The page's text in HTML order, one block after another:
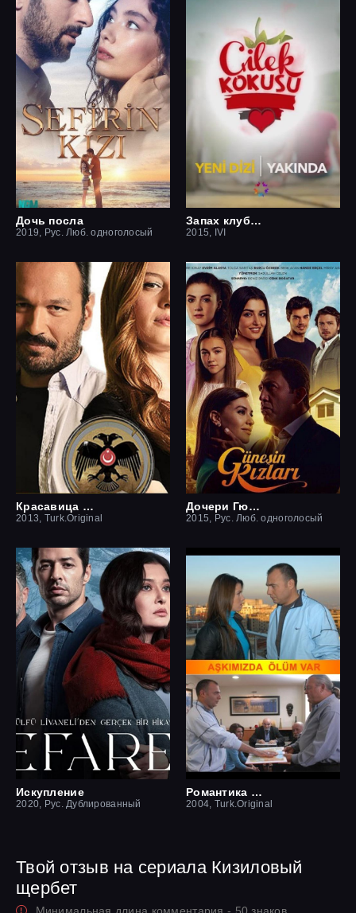
Дочь посла
2019, Рус. Люб. одноголосый
Запах клубники
2015, IVI
Красавица и чудовище
2013, Turk.Original
Дочери Гюнеш
2015, Рус. Люб. одноголосый
Искупление
2020, Рус. Дублированный
Романтика смерти
2004, Turk.Original
Твой отзыв на сериала Кизиловый
щербет